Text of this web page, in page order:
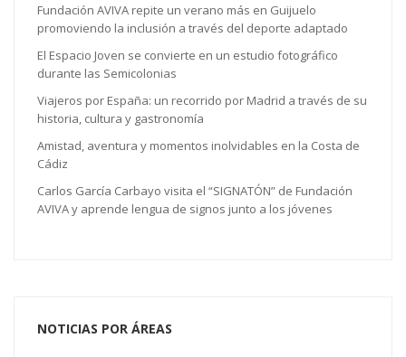
Fundación AVIVA repite un verano más en Guijuelo
promoviendo la inclusión a través del deporte adaptado
El Espacio Joven se convierte en un estudio fotográfico
durante las Semicolonias
Viajeros por España: un recorrido por Madrid a través de su
historia, cultura y gastronomía
Amistad, aventura y momentos inolvidables en la Costa de
Cádiz
Carlos García Carbayo visita el “SIGNATÓN” de Fundación
AVIVA y aprende lengua de signos junto a los jóvenes
NOTICIAS POR ÁREAS